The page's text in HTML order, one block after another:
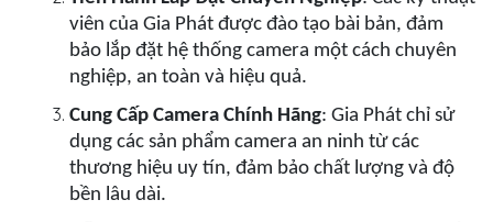
viên của Gia Phát được đào tạo bài bản, đảm
bảo lắp đặt hệ thống camera một cách chuyên
nghiệp, an toàn và hiệu quả.
Cung Cấp Camera Chính Hãng: Gia Phát chỉ sử
dụng các sản phẩm camera an ninh từ các
thương hiệu uy tín, đảm bảo chất lượng và độ
bền lâu dài.